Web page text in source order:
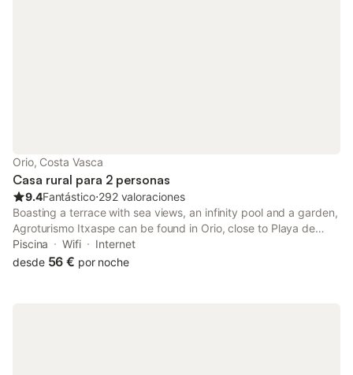
Orio, Costa Vasca
Casa rural para 2 personas
9.4Fantástico⋅292 valoraciones
Boasting a terrace with sea views, an infinity pool and a garden,
Agroturismo Itxaspe can be found in Orio, close to Playa de
Antilla and 16 km from La Concha Promenade. Guests staying at
this country house have access to a balcony.
Piscina Wifi
Internet
desde 56 € por noche